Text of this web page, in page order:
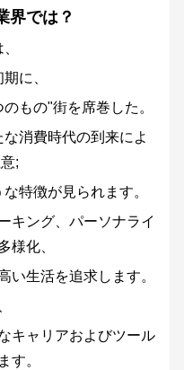
界では？
に、
もの"街を席巻した。
消費時代の到来によ
;
特徴が見られます。
キング、パーソナライ
様化、
い生活を追求します。
キャリアおよびツール
す。